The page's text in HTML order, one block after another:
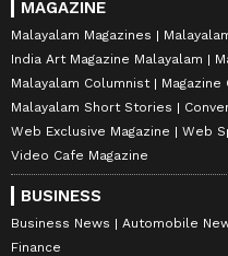
MAGAZINE
Malayalam Magazines
India Art Magazine Malayalam
Malayalam Columnist
Magazine
Malayalam Short Stories
Web Exclusive Magazine
Web
Video Cafe Magazine
BUSINESS
Business News Automobile
Finance